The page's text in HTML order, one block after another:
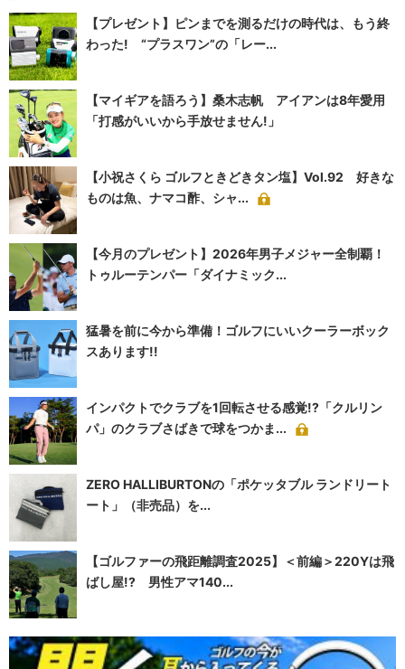
【プレゼント】ピンまでを測るだけの時代は、もう終
わった! “プラスワン”の「レー...
【マイギアを語ろう】桑木志帆 アイアンは8年愛用
「打感がいいから手放せません!」
【小祝さくら ゴルフときどきタン塩】Vol.92 好きな
ものは魚、ナマコ酢、シャ...
【今月のプレゼント】2026年男子メジャー全制覇！
トゥルーテンパー「ダイナミック...
猛暑を前に今から準備！ゴルフにいいクーラーボック
スあります!!
インパクトでクラブを1回転させる感覚!?「クルリン
パ」のクラブさばきで球をつかま...
ZERO HALLIBURTONの「ポケッタブル ランドリート
ート」（非売品）を...
【ゴルファーの飛距離調査2025】＜前編＞220Yは飛
ばし屋!? 男性アマ140...